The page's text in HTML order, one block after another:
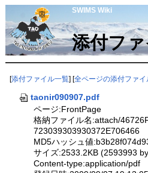
SWIMS Wiki
添付フ
[添付ファイル一覧] [全ページの添付ファイ
taonir090907.pdf
ページ:FrontPage
格納ファイル名:attach/
723039303930372E706466
MD5ハッシュ値
サイズ:2533.2KB (2593993
Content-type:application/pdf